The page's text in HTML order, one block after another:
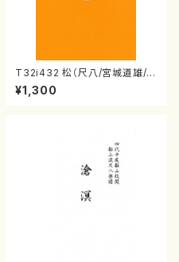
T32i432 松（尺八/宮城道雄/
楽譜）都山流公刊楽譜曲番:213
8
¥1,300